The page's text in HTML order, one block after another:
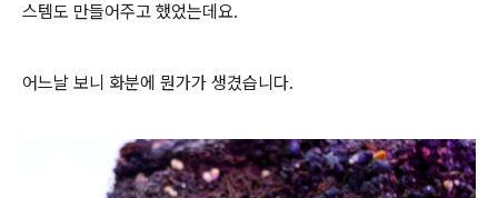
스템도 만들어주고 했었는데요.
어느날 보니 화분에 뭔가가 생겼습니다.